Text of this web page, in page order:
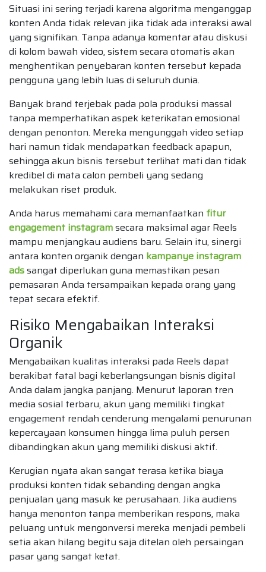
Situasi ini sering terjadi karena algoritma menganggap
konten Anda tidak relevan jika tidak ada interaksi awal
yang signifikan. Tanpa adanya komentar atau diskusi
di kolom bawah video, sistem secara otomatis akan
menghentikan penyebaran konten tersebut kepada
pengguna yang lebih luas di seluruh dunia.
Banyak brand terjebak pada pola produksi massal
tanpa memperhatikan aspek keterikatan emosional
dengan penonton. Mereka mengunggah video setiap
hari namun tidak mendapatkan feedback apapun,
sehingga akun bisnis tersebut terlihat mati dan tidak
kredibel di mata calon pembeli yang sedang
melakukan riset produk.
Anda harus memahami cara memanfaatkan fitur
engagement instagramsecara maksimal agar Reels
mampu menjangkau audiens baru. Selain itu, sinergi
antara konten organik dengan kampanye instagram
adssangat diperlukan guna memastikan pesan
pemasaran Anda tersampaikan kepada orang yang
tepat secara efektif.
Risiko Mengabaikan Interaksi
Organik
Mengabaikan kualitas interaksi pada Reels dapat
berakibat fatal bagi keberlangsungan bisnis digital
Anda dalam jangka panjang. Menurut laporan tren
media sosial terbaru, akun yang memiliki tingkat
engagement rendah cenderung mengalami penurunan
kepercayaan konsumen hingga lima puluh persen
dibandingkan akun yang memiliki diskusi aktif.
Kerugian nyata akan sangat terasa ketika biaya
produksi konten tidak sebanding dengan angka
penjualan yang masuk ke perusahaan. Jika audiens
hanya menonton tanpa memberikan respons, maka
peluang untuk mengonversi mereka menjadi pembeli
setia akan hilang begitu saja ditelan oleh persaingan
pasar yang sangat ketat.